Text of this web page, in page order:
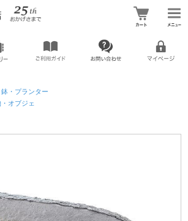
鉢・プランター
オブジェ